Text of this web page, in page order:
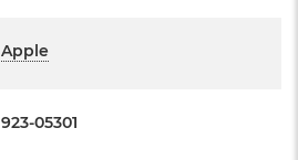
Apple
923-05301